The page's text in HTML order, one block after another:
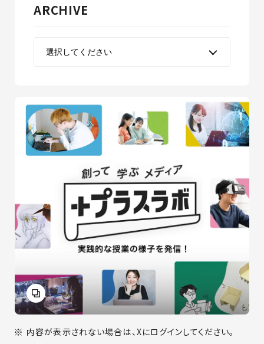
ARCHIVE
内容が表示されない場合は、Xにログインしてください。